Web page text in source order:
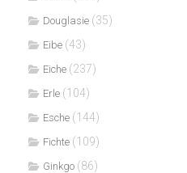
Douglasie (35)
Eibe (43)
Eiche (237)
Erle (104)
Esche (144)
Fichte (109)
Ginkgo (86)